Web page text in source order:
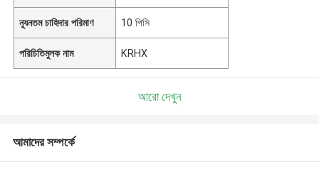
ন্যূনতম চাহিদার পরিমাণ 10 পিসি
পরিচিতিমুলক নাম KRHX
আরো দেখুন
আমাদের সম্পর্কে